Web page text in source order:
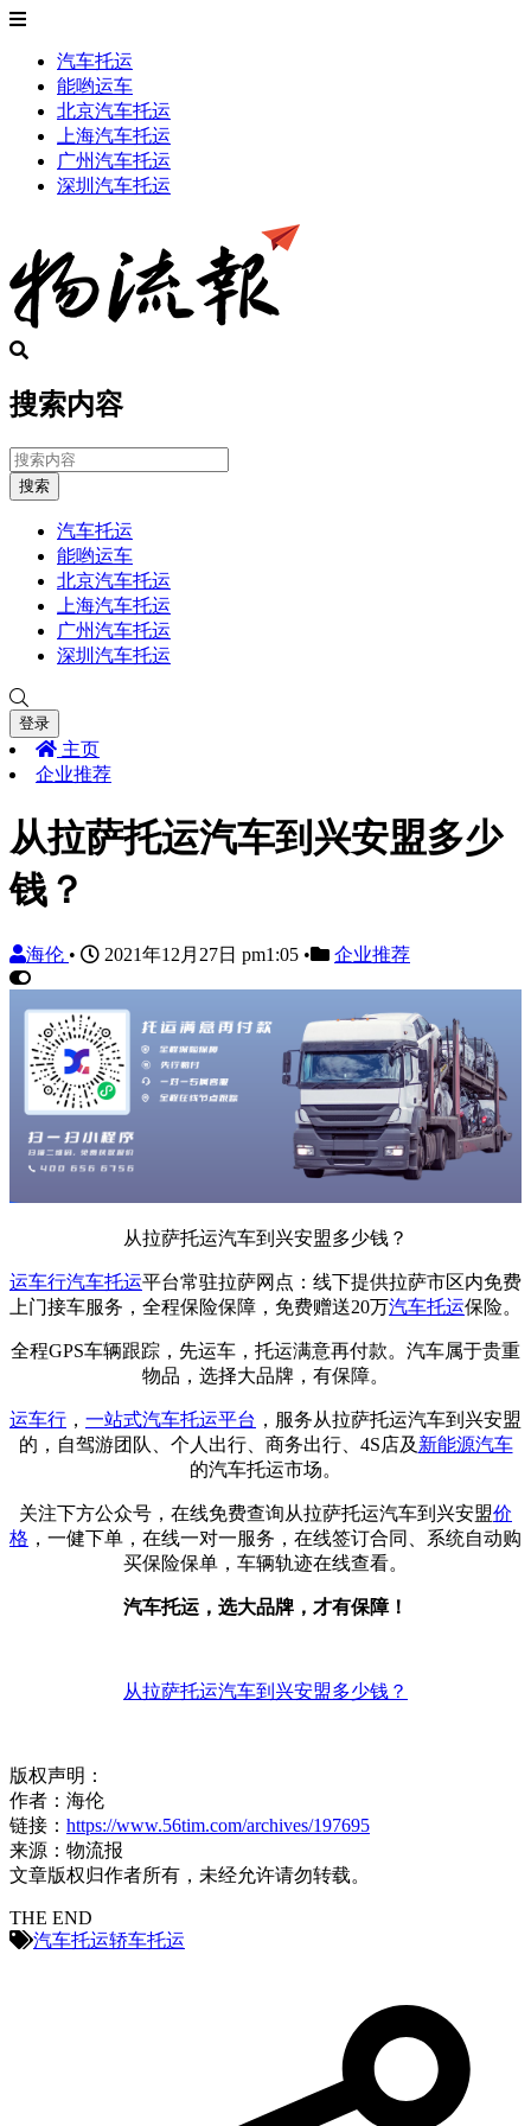
汽车托运
能哟运车
北京汽车托运
上海汽车托运
广州汽车托运
深圳汽车托运
搜索内容
搜索
汽车托运
能哟运车
北京汽车托运
上海汽车托运
广州汽车托运
深圳汽车托运
登录
主页
企业推荐
从拉萨托运汽车到兴安盟多少
钱？
海伦 • 2021年12月27日 pm1:05 • 企业推荐
从拉萨托运汽车到兴安盟多少钱？
运车行汽车托运平台常驻拉萨网点：线下提供拉萨市区内免费
上门接车服务，全程保险保障，免费赠送20万汽车托运保险。
全程GPS车辆跟踪，先运车，托运满意再付款。汽车属于贵重
物品，选择大品牌，有保障。
运车行 ， 一站式汽车托运平台 ，服务从拉萨托运汽车到兴安盟
的，自驾游团队、个人出行、商务出行、4S店及 新能源汽车
的汽车托运市场。
关注下方公众号，在线免费查询从拉萨托运汽车到兴安盟价
格 ，一健下单，在线一对一服务，在线签订合同、系统自动购
买保险保单，车辆轨迹在线查看。
汽车托运，选大品牌，才有保障！
从拉萨托运汽车到兴安盟多少钱？
版权声明：
作者：海伦
链接： https://www.56tim.com/archives/197695
来源：物流报
文章版权归作者所有，未经允许请勿转载。
THE END
汽车托运轿车托运